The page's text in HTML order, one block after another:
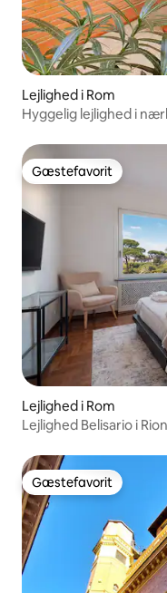
Lejlighed i Rom
Hyggelig lejlighed i
Gæstefavorit
Gæstefavorit
Lejlighed i Rom
Lejlighed Belisario i
Gæstefavorit
Gæstefavorit